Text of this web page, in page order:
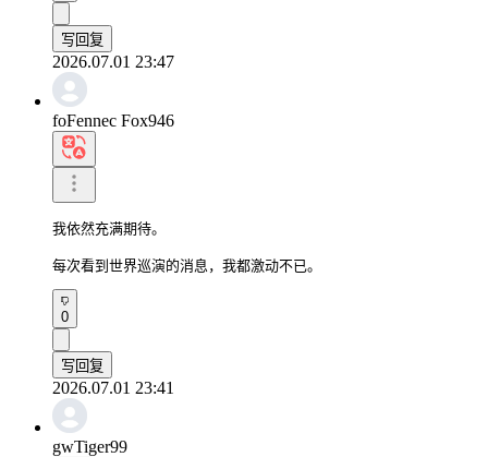
写回复
2026.07.01 23:47
foFennec Fox946
我依然充满期待。
每次看到世界巡演的消息，我都激动不已。
0
写回复
2026.07.01 23:41
gwTiger99